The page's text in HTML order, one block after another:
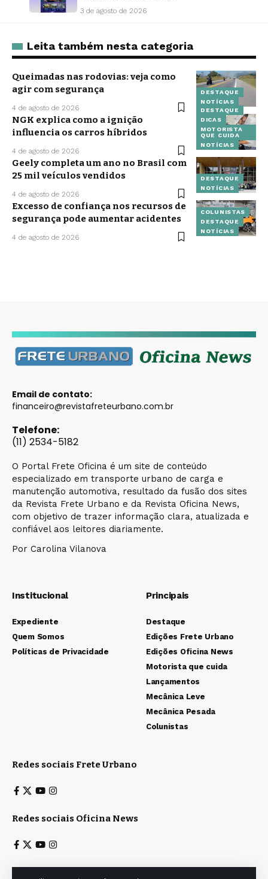
3 de agosto de 2026
Leita também nesta categoria
DESTAQUE
NOTÍCIAS
Queimadas nas rodovias: veja como
agir com segurança
4 de agosto de 2026
DESTAQUE
DICAS
MOTORISTA
QUE CUIDA
NOTÍCIAS
NGK explica como a ignição
influencia os carros híbridos
4 de agosto de 2026
DESTAQUE
NOTÍCIAS
Geely completa um ano no Brasil com
25 mil veículos vendidos
4 de agosto de 2026
COLUNISTAS
DESTAQUE
NOTÍCIAS
Excesso de confiança nos recursos de
segurança pode aumentar acidentes
4 de agosto de 2026
Email de contato:
financeiro@revistafreteurbano.com.br
Telefone:
(11) 2534-5182
O Portal Frete Oficina é um site de conteúdo
especializado em transporte urbano de carga e
manutenção automotiva, resultado da fusão dos sites
da Revista Frete Urbano e da Revista Oficina News,
com objetivo de trazer informação clara, atualizada e
confiável aos leitores diariamente.
Por Carolina Vilanova
Institucional
Expediente
Quem Somos
Políticas de Privacidade
Principais
Destaque
Edições Frete Urbano
Edições Oficina News
Motorista que cuida
Lançamentos
Mecânica Leve
Mecânica Pesada
Colunistas
Redes sociais Frete Urbano
Redes sociais Oficina News